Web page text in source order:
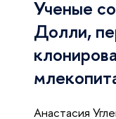
Ученые
Долли,
Анастасия